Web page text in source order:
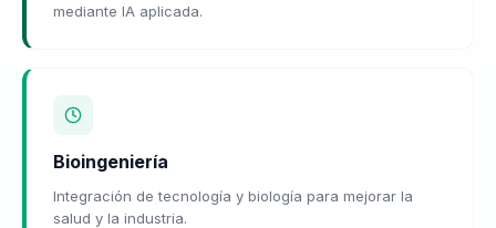
mediante IA aplicada.
Bioingeniería
Integración de tecnología y biología para mejorar la
salud y la industria.